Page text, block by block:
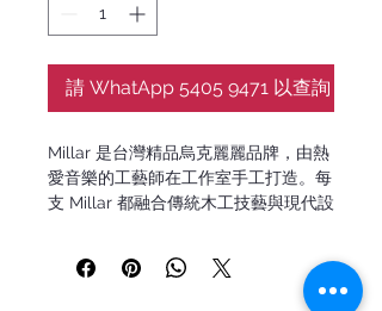
請 WhatApp 5405 9471 以查詢
Millar 是台灣精品烏克麗麗品牌，由熱
愛音樂的工藝師在工作室手工打造。每
支 Millar 都融合傳統木工技藝與現代設
Millar 的溫暖與專業。